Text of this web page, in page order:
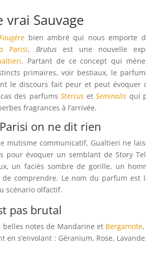
vrai Sauvage
Fougère bien ambré qui nous emporte
Parisi, Brutusest une nouvelle
. Partant de ce concept qui mène
primaires, voir bestiaux, le
le discours fait peur et peut évoquer
cas des parfumsStercus etSeminalis qui
fragrances à l’arrivée.
on ne dit rien
mutisme communicatif, Gualtieri ne
pour évoquer un semblant de Story
un faciès sombre de gorille, un
comprendre. Le nom du parfum est
scénario olfactif.
pas brutal
belles notes de Mandarine et Bergamote
s’envolant : Géranium, Rose,